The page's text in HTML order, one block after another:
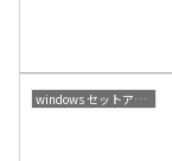
windows セットアップ情報